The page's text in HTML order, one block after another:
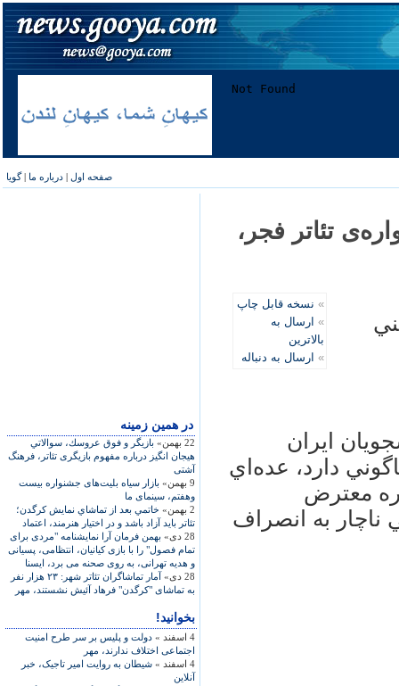
صفحه اول | درباره ما |گویا
در همين زمينه
22 بهمن»
بازيگر و فوق عروسك، سوالاتي
هيجان انگيز درباره مفهوم بازيگری تئاتر، فرهنگ
آشتی
9 بهمن»
بازار سياه بليت‌های جشنواره بيست
‌وهفتم، سینمای ما
2 بهمن»
خاتمي بعد از تماشاي نمايش کرگدن؛
تئاتر بايد آزاد باشد و در اختيار هنرمند، اعتماد
28 دی»
بهمن فرمان آرا نمايشنامه "مردی برای
تمام فصول" را با بازی کيانيان، انتظامی، پسيانی
و هديه تهرانی، به روی صحنه می برد، ايسنا
28 دی»
آمار تماشاگران تئاتر شهر: ۲۳ هزار نفر
به تماشای "کرگدن" فرهاد آئيش نشستند، مهر
بخوانید!
4 اسفند »
دولت و پلیس بر سر طرح امنیت
اجتماعی اختلاف ندارند، مهر
4 اسفند »
شیطان به روایت امیر تاجیک، خبر
آنلاین
تئاتر فجر،
» نسخه قابل چاپ
» ارسال به
بالاترین
» ارسال به دنباله
ايران
دارد، عد‌ه‌اي
معترض
به انصراف